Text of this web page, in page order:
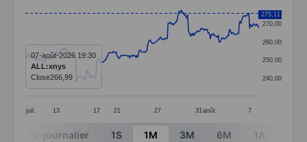
Line chart with 299 data points.
The chart has 1 X axis displaying categories.
The chart has 1 Y axis displaying values. Data
juil. 13 17 21 27 31 août 7
240,00
250,00
260,00
270,00
275,11
07-août-2026 19:30
ALL:xnys
Close266,99
End of interactive chart.
Intra-journalier 1S 1M 3M 6M 1A